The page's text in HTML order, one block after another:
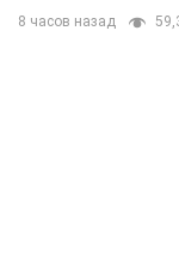
8 часов назад